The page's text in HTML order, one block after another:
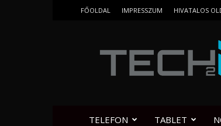
FŐOLDAL IMPRESSZUM HIVATALOS
TELEFON TABLET